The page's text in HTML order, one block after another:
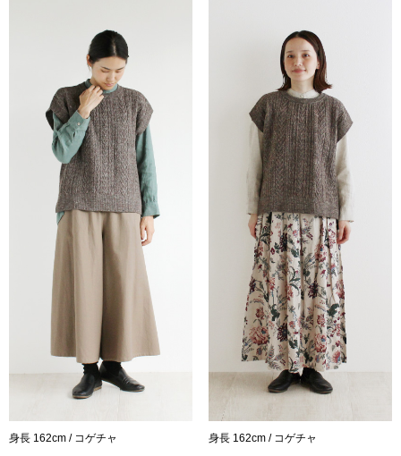
身長 162cm / コゲチャ
身長 162cm / コゲチャ